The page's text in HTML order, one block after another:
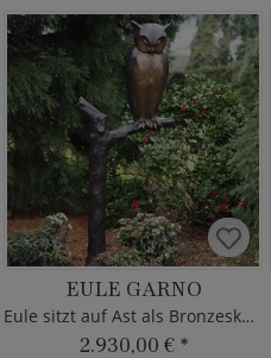
EULE GARNO
Eule sitzt auf Ast als Bronzeskulptur
2.930,00 € *